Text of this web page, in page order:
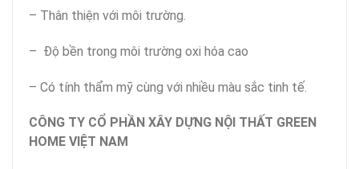
– Thân thiện với môi trường.
– Độ bền trong môi trường oxi hóa cao
– Có tính thẩm mỹ cùng với nhiều màu sắc tinh tế.
CÔNG TY CỔ PHẦN XÂY DỰNG NỘI THẤT GREEN
HOME VIỆT NAM